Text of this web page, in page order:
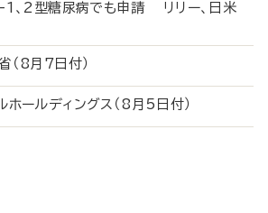
、2型糖尿病でも申請 リリー、日米
省（8月7日付）
ルホールディングス（8月5日付）